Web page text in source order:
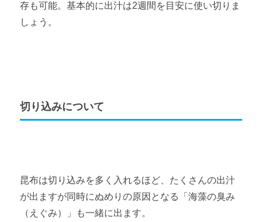
存も可能。基本的に出汁は2週間を目安に使い切りま
しょう。
切り込みについて
昆布は切り込みを多く入れるほど、たくさんの出汁
が出ますが同時にぬめりの原因となる「海藻の臭み
（えぐみ）」も一緒に出ます。